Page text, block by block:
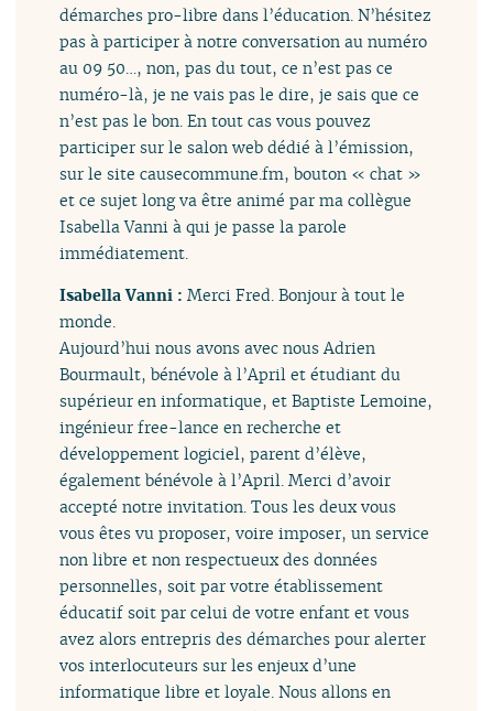
démarches pro-libre dans l’éducation. N’hésitez
pas à participer à notre conversation au numéro
au 09 50…, non, pas du tout, ce n’est pas ce
numéro-là, je ne vais pas le dire, je sais que ce
n’est pas le bon. En tout cas vous pouvez
participer sur le salon web dédié à l’émission,
sur le site causecommune.fm, bouton « chat »
et ce sujet long va être animé par ma collègue
Isabella Vanni à qui je passe la parole
immédiatement.
Isabella Vanni :Merci Fred. Bonjour à tout le
monde.
Aujourd’hui nous avons avec nous Adrien
Bourmault, bénévole à l’April et étudiant du
supérieur en informatique, et Baptiste Lemoine,
ingénieur free-lance en recherche et
développement logiciel, parent d’élève,
également bénévole à l’April. Merci d’avoir
accepté notre invitation. Tous les deux vous
vous êtes vu proposer, voire imposer, un service
non libre et non respectueux des données
personnelles, soit par votre établissement
éducatif soit par celui de votre enfant et vous
avez alors entrepris des démarches pour alerter
vos interlocuteurs sur les enjeux d’une
informatique libre et loyale. Nous allons en